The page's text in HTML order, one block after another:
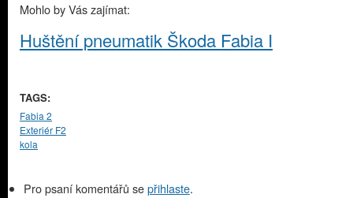
Mohlo by Vás zajímat:
Huštění pneumatik Škoda Fabia I
TAGS:
Fabia 2
Exteriér F2
kola
Pro psaní komentářů sepřihlaste.